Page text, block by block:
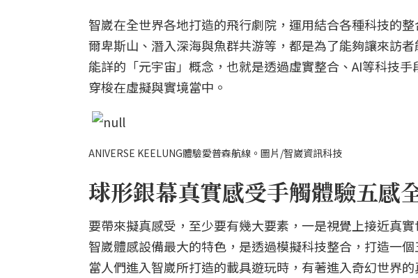
智崴在全世界各地打造的飛行劇院，運用結合各種科技的
爾卑斯山、潛入深海與魚群共游等，都是為了能夠讓來訪
能詳的「元宇宙」概念，也就是透過虛實整合、AI等科技
穿梭在虛擬與實境當中。
ANIVERSE KEELUNG體驗愛普森航線。圖片/智崴資訊科技
球形銀幕真實感受手觸體驗五感
要帶來擬真感受，至少要有幾大要素，一是視覺上接近真
智崴體感設備最大的特色，是透過模擬科技整合，打造一
當人們進入智崴所打造的載具遊玩時，有著進入奇幻世界